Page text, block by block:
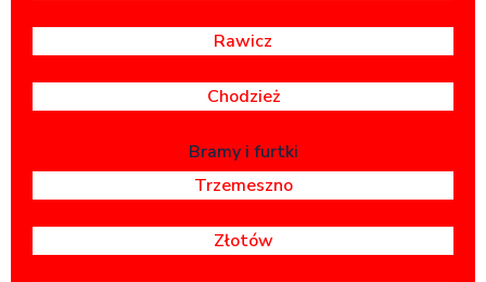
Rawicz
Chodzież
Bramy i furtki
Trzemeszno
Złotów